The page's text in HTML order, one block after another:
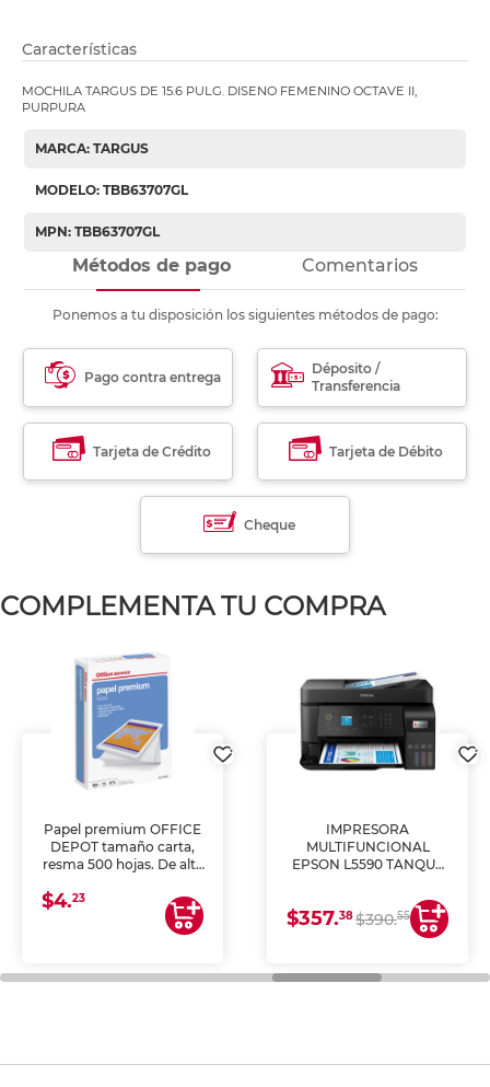
Características
MOCHILA TARGUS DE 15.6 PULG. DISENO FEMENINO OCTAVE II,
PURPURA
MARCA: TARGUS
MODELO: TBB63707GL
MPN: TBB63707GL
Métodos de pago Comentarios
Ponemos a tu disposición los siguientes métodos de pago:
Pago contra entrega
Déposito /
Transferencia
Tarjeta de Crédito Tarjeta de Débito
Cheque
COMPLEMENTA TU COMPRA
Papel premium OFFICE
DEPOT tamaño carta,
resma 500 hojas. De alta
uniforme, ideal para
impresoras de inyección
de tinta y láser,
general de oficina.
$4.23
IMPRESORA
MULTIFUNCIONAL
EPSON L5590 TANQUE
COPIA Y ESCANEA)
$357.38$390.55